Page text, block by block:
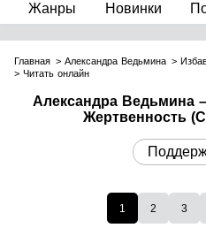
Жанры Новинки
Главная Александра Ведьмина
Читать онлайн
Александра Ведьмина
Жертвенность
1 2 3